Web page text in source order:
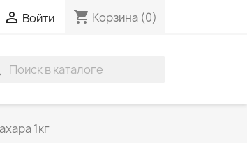
 Войти shopping_cart Корзина (0)
1кг